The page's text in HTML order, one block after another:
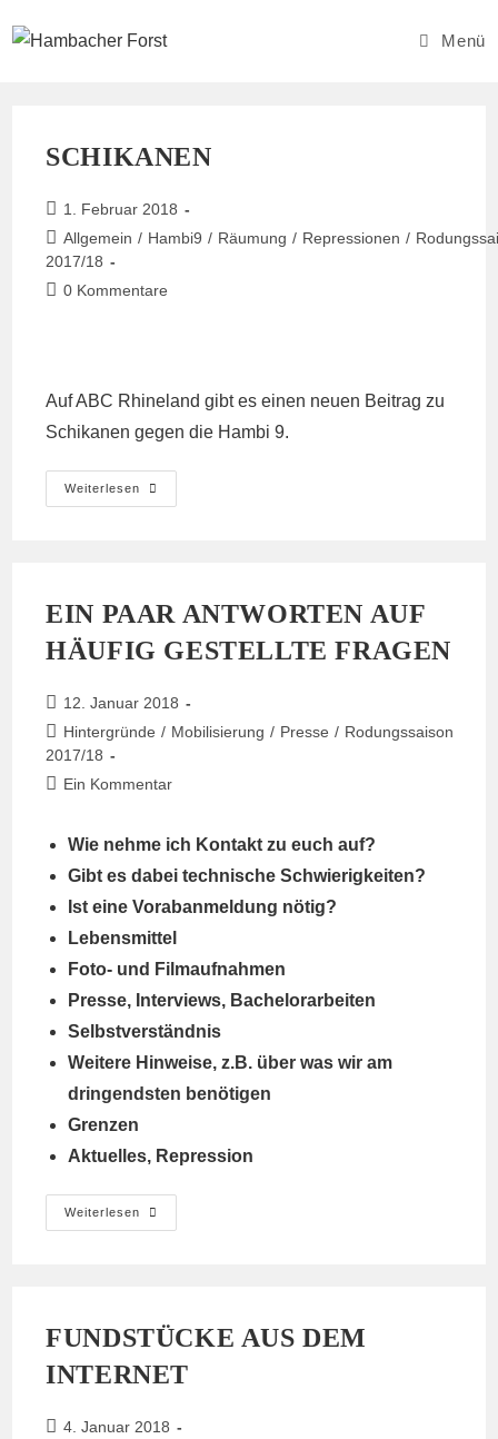
Inhalt
Menü
SCHIKANEN
Beitrag
veröffentlicht:
1. Februar 2018
Beitrags-
Kategorie:
Allgemein / Hambi9 / Räumung / Repressionen /
2017/18
Beitrags-
0 Kommentare
AufABC Rhineland gibt es einen neuen Beitrag zu
Schikanen gegen die Hambi 9.
Weiterlesen Schikanen
EIN PAAR ANTWORTEN AUF
HÄUFIG GESTELLTE FRAGEN
Beitrag
veröffentlicht:
12. Januar 2018
Beitrags-
Kategorie:
Hintergründe / Mobilisierung / Presse / Rodungssaison
2017/18
Beitrags-
Ein Kommentar
Wie nehme ich Kontakt zu euch auf?
Gibt es dabei technische Schwierigkeiten?
Ist eine Vorabanmeldung nötig?
Lebensmittel
Foto- und Filmaufnahmen
Presse, Interviews, Bachelorarbeiten
Selbstverständnis
Weitere Hinweise, z.B. über was wir am
dringendsten benötigen
Grenzen
Aktuelles, Repression
Weiterlesen
Ein
Paar
FUNDSTÜCKE AUS DEM
INTERNET
Beitrag
4. Januar 2018